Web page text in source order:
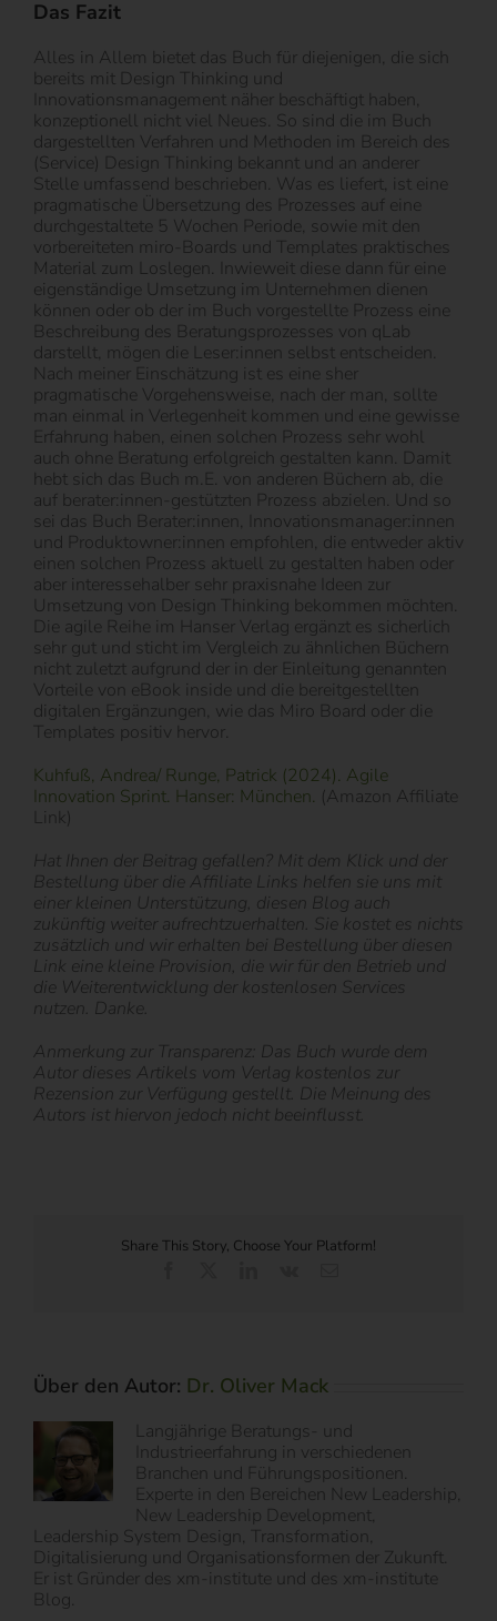
Das Fazit
Alles in Allem bietet das Buch für diejenigen, die sich
bereits mit Design Thinking und
Innovationsmanagement näher beschäftigt haben,
konzeptionell nicht viel Neues. So sind die im Buch
dargestellten Verfahren und Methoden im Bereich des
(Service) Design Thinking bekannt und an anderer
Stelle umfassend beschrieben. Was es liefert, ist eine
pragmatische Übersetzung des Prozesses auf eine
durchgestaltete 5 Wochen Periode, sowie mit den
vorbereiteten miro-Boards und Templates praktisches
Material zum Loslegen. Inwieweit diese dann für eine
eigenständige Umsetzung im Unternehmen dienen
können oder ob der im Buch vorgestellte Prozess eine
Beschreibung des Beratungsprozesses von qLab
darstellt, mögen die Leser:innen selbst entscheiden.
Nach meiner Einschätzung ist es eine sher
pragmatische Vorgehensweise, nach der man, sollte
man einmal in Verlegenheit kommen und eine gewisse
Erfahrung haben, einen solchen Prozess sehr wohl
auch ohne Beratung erfolgreich gestalten kann. Damit
hebt sich das Buch m.E. von anderen Büchern ab, die
auf berater:innen-gestützten Prozess abzielen. Und so
sei das Buch Berater:innen, Innovationsmanager:innen
und Produktowner:innen empfohlen, die entweder aktiv
einen solchen Prozess aktuell zu gestalten haben oder
aber interessehalber sehr praxisnahe Ideen zur
Umsetzung von Design Thinking bekommen möchten.
Die agile Reihe im Hanser Verlag ergänzt es sicherlich
sehr gut und sticht im Vergleich zu ähnlichen Büchern
nicht zuletzt aufgrund der in der Einleitung genannten
Vorteile von eBook inside und die bereitgestellten
digitalen Ergänzungen, wie das Miro Board oder die
Templates positiv hervor.
Kuhfuß, Andrea/ Runge, Patrick (2024). Agile
Innovation Sprint. Hanser: München. (Amazon Affiliate
Link)
Hat Ihnen der Beitrag gefallen? Mit dem Klick und der
Bestellung über die Affiliate Links helfen sie uns mit
einer kleinen Unterstützung, diesen Blog auch
zukünftig weiter aufrechtzuerhalten. Sie kostet es nichts
zusätzlich und wir erhalten bei Bestellung über diesen
Link eine kleine Provision, die wir für den Betrieb und
die Weiterentwicklung der kostenlosen Services
nutzen. Danke.
Anmerkung zur Transparenz: Das Buch wurde dem
Autor dieses Artikels vom Verlag kostenlos zur
Rezension zur Verfügung gestellt. Die Meinung des
Autors ist hiervon jedoch nicht beeinflusst.
Share This Story, Choose Your Platform!
Über den Autor: Dr. Oliver Mack
Langjährige Beratungs- und
Industrieerfahrung in verschiedenen
Branchen und Führungspositionen.
Experte in den Bereichen New Leadership,
New Leadership Development,
Leadership System Design, Transformation,
Digitalisierung und Organisationsformen der Zukunft.
Er ist Gründer des xm-institute und des xm-institute
Blog.